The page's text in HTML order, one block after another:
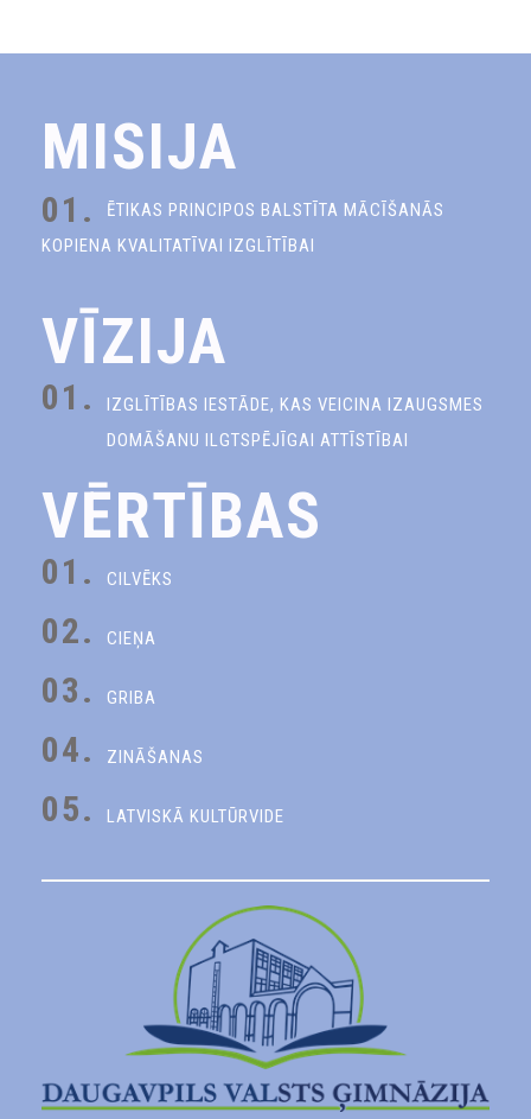
MISIJA
01.
ĒTIKAS PRINCIPOS BALSTĪTA MĀCĪŠANĀS
KOPIENA KVALITATĪVAI IZGLĪTĪBAI
VĪZIJA
01.
IZGLĪTĪBAS IESTĀDE, KAS VEICINA IZAUGSMES
DOMĀŠANU ILGTSPĒJĪGAI ATTĪSTĪBAI
VĒRTĪBAS
01. CILVĒKS
02. CIEŅA
03. GRIBA
04. ZINĀŠANAS
05. LATVISKĀ KULTŪRVIDE